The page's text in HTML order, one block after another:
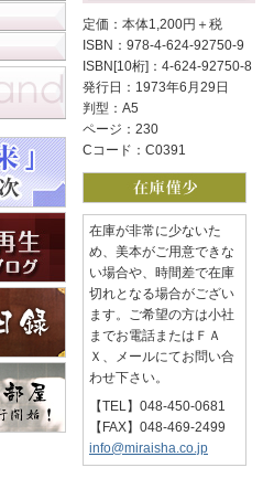
定価：本体1,200円＋税
ISBN：978-4-624-92750-9
ISBN[10桁]：4-624-92750-8
発行日：1973年6月29日
判型：A5
ページ：230
Cコード：C0391
在庫が非常に少ないた
め、美本がご用意できな
い場合や、時間差で在庫
切れとなる場合がござい
ます。ご希望の方は小社
までお電話またはＦＡ
Ｘ、メールにてお問い合
わせ下さい。
【TEL】048-450-0681
【FAX】048-469-2499
info@miraisha.co.jp